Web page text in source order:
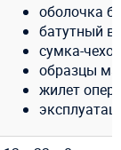
оболочка
батутный
сумка-
образцы
жилет